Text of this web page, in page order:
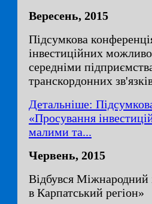
Вересень, 2015
Підсумкова
інвестиційних
середніми
транскордонних
Детальніше:
«Просування
малими та...
Червень, 2015
Відбувся Міжнародний
в Карпатський регіон»